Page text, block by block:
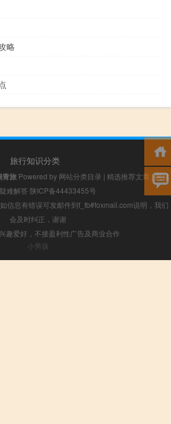
略
旅行知识分类
青旅 Powered by 网站分类目录 | 精选推荐文章 |网站
疑难解答 陕ICP备44433455号
信息有错误可发邮件到f_fb#foxmail.com说明，我们
会及时纠正，谢谢
趣爱好，不接盈利性广告及商业合作
小男孩